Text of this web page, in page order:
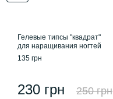
Гелевые типсы "квадрат"
для наращивания ногтей
135 грн
230 грн 250 грн